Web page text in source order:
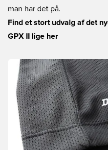
man har det på.
Find et stort udvalg af det
GPX II lige her